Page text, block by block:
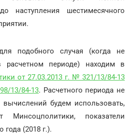
наступления шестимесячного
подобного случая (когда не
расчетном периоде) находим в
от 27.03.2013 г. № 321/13/84-13
13/84-13. Расчетного периода не
вычислений будем использовать,
показатели
года (2018 г.).